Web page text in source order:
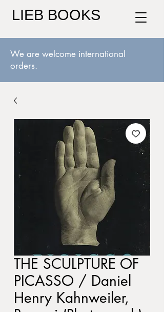
LIEB BOOKS
We are welcome international
orders.
THE SCULPTURE OF
PICASSO / Daniel
Henry Kahnweiler,